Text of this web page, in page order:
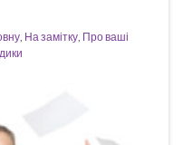
На замітку Про ваші